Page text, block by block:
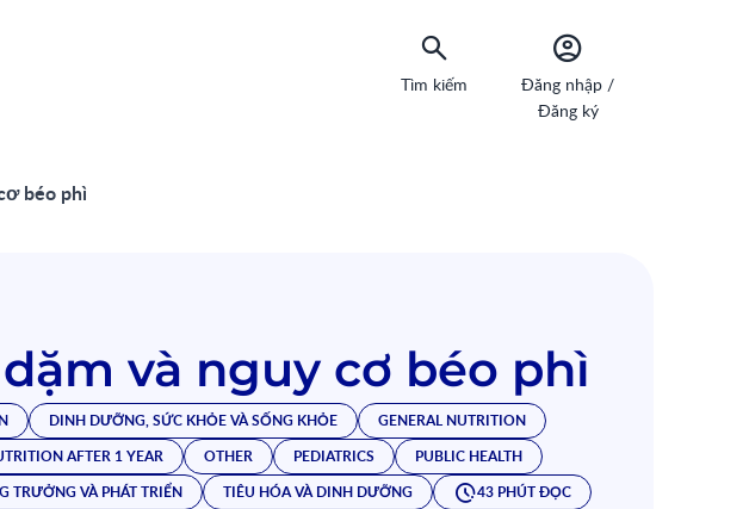
Tìm kiếm
Đăng nhập /
Đăng ký
béo phì
và nguy cơ béo phì
DINH DƯỠNG, SỨC KHỎE VÀ SỐNG KHỎE
GENERAL NUTRITION
AFTER 1 YEAR OTHER PEDIATRICS
PUBLIC HEALTH
TRƯỞNG VÀ PHÁT TRIỂN TIÊU HÓA VÀ DINH DƯỠNG 43 PHÚT ĐỌC